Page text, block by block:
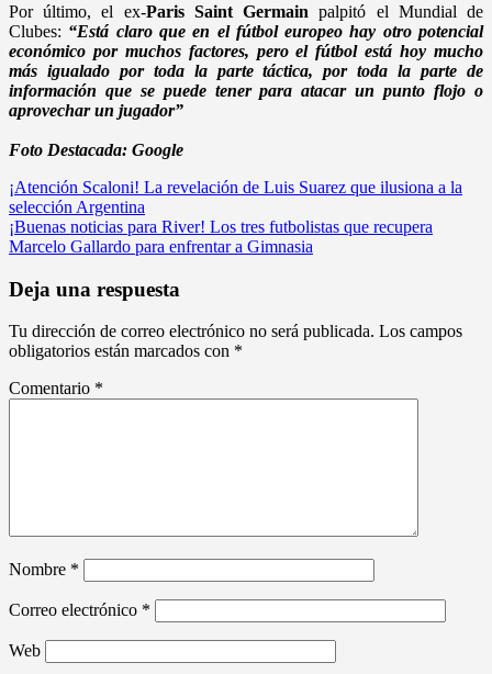
Por último, el ex-Paris Saint Germain palpitó el Mundial de
Clubes: “Está claro que en el fútbol europeo hay otro potencial
económico por muchos factores, pero el fútbol está hoy mucho
más igualado por toda la parte táctica, por toda la parte de
información que se puede tener para atacar un punto flojo o
aprovechar un jugador”
Foto Destacada: Google
Navegación
de
entradas
¡Atención Scaloni! La revelación de Luis Suarez que ilusiona a la
selección Argentina
¡Buenas noticias para River! Los tres futbolistas que recupera
Marcelo Gallardo para enfrentar a Gimnasia
Deja una respuesta
Tu dirección de correo electrónico no será publicada. Los campos
obligatorios están marcados con *
Comentario *
Nombre *
Correo electrónico *
Web